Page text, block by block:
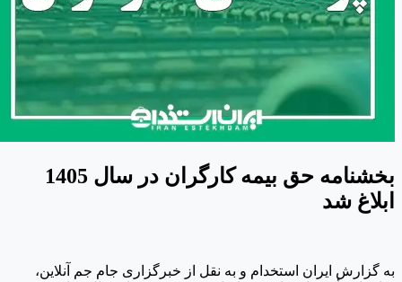
بخشنامه حق بیمه کارگران در سال 1405
شد
گزارش ایران استخدام و به نقل از خبرگزاری جام جم آنلاین،